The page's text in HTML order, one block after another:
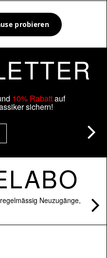
probieren
10% Rabattauf
sichern!
Neuzugänge,